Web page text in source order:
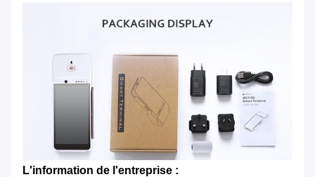
L'information de l'entreprise :